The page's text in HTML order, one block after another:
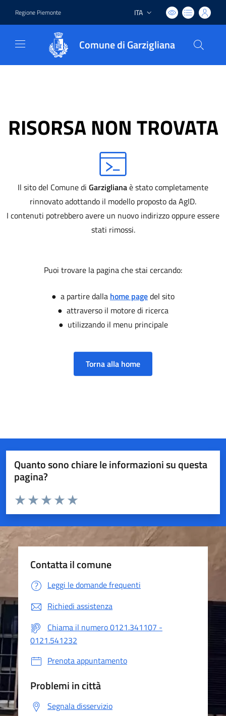
Regione Piemonte Lingua attiva:
ITA
Comune di Garzigliana
RISORSA NON TROVATA
Il sito del Comune di Garziglianaè stato completamente
rinnovato adottando il modello proposto da AgID.
I contenuti potrebbero avere un nuovo indirizzo oppure essere
stati rimossi.
Puoi trovare la pagina che stai cercando:
● a partire dalla home pagedel sito
● attraverso il motore di ricerca
● utilizzando il menu principale
Torna alla home
Quanto sono chiare le informazioni su questa
pagina?
Valuta da 1 a 5 stelle la pagina
Valuta 5 stelle su 5
Valuta 4 stelle su 5
Valuta 3 stelle su 5
Valuta 2 stelle su 5
Valuta 1 stelle su 5
Contatta il comune
Leggi le domande frequenti
Richiedi assistenza
Chiama il numero 0121.341107 -
0121.541232
Prenota appuntamento
Problemi in città
Segnala disservizio